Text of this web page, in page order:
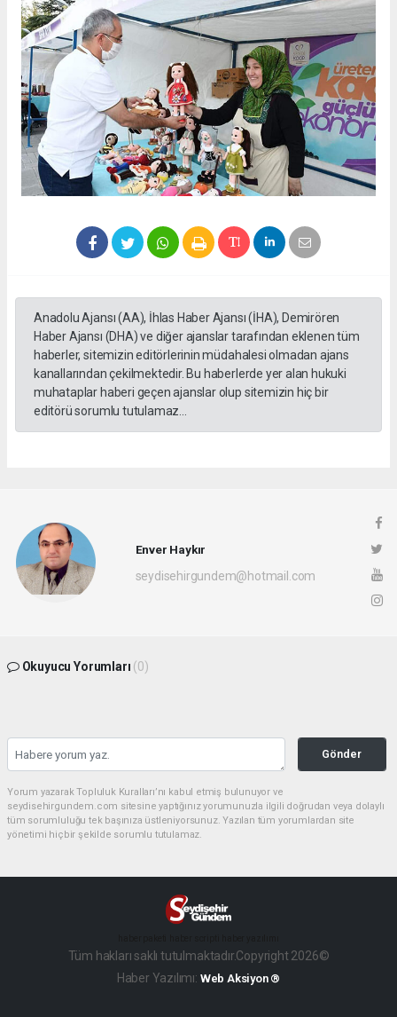
Anadolu Ajansı (AA), İhlas Haber Ajansı (İHA), Demirören
Haber Ajansı (DHA) ve diğer ajanslar tarafından eklenen tüm
haberler, sitemizin editörlerinin müdahalesi olmadan ajans
kanallarından çekilmektedir. Bu haberlerde yer alan hukuki
muhataplar haberi geçen ajanslar olup sitemizin hiç bir
editörü sorumlu tutulamaz...
Enver Haykır
seydisehirgundem@hotmail.com
Okuyucu Yorumları (0)
Gönder
Yorum yazarak Topluluk Kuralları’nı kabul etmiş bulunuyor ve
seydisehirgundem.com sitesine yaptığınız yorumunuzla ilgili doğrudan veya dolaylı
tüm sorumluluğu tek başınıza üstleniyorsunuz. Yazılan tüm yorumlardan site
yönetimi hiçbir şekilde sorumlu tutulamaz.
Tüm hakları saklı tutulmaktadır.Copyright 2026©
Haber Yazılımı: Web Aksiyon ®